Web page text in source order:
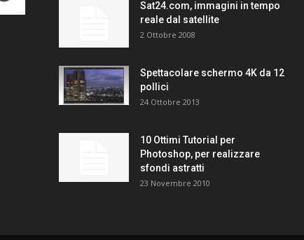
Sat24.com, immagini in tempo
reale dal satellite
2 Ottobre 2008
Spettacolare schermo 4K da 12
pollici
24 Ottobre 2013
10 Ottimi Tutorial per
Photoshop, per realizzare
sfondi astratti
23 Novembre 2010